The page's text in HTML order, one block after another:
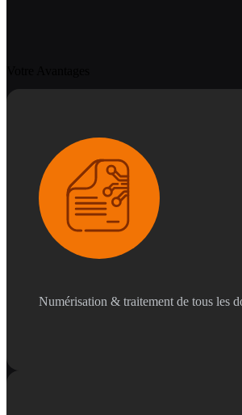
Numérisation & traitement de tous les